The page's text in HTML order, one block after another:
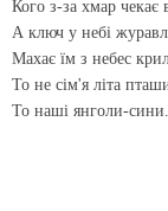
Кого з-за хмар чекає
А ключ у небі
Махає їм з небес
То не сім'я літа
То наші янголи-сини.